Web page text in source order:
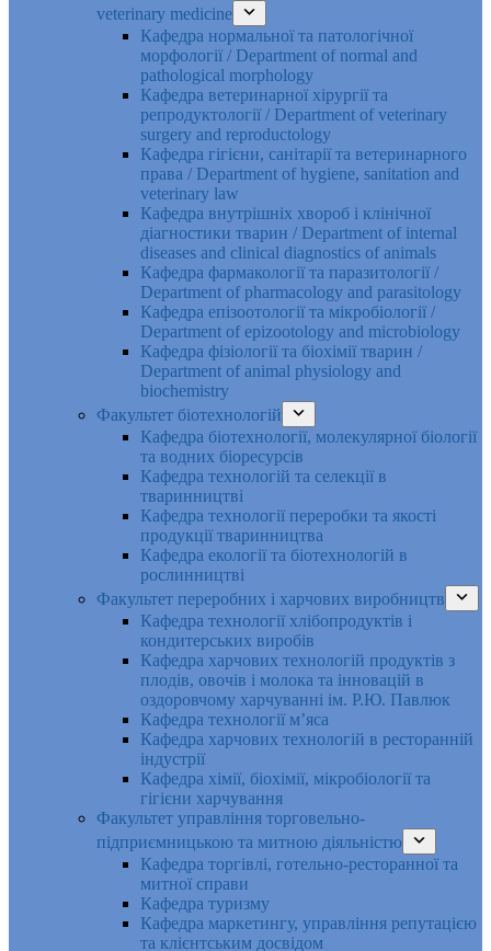
veterinary medicine
Кафедра нормальної та патологічної
морфології / Department of normal and
pathological morphology
Кафедра ветеринарної хірургії та
репродуктології / Department of veterinary
surgery and reproductology
Кафедра гігієни, санітарії та ветеринарного
права / Department of hygiene, sanitation and
veterinary law
Кафедра внутрішніх хвороб і клінічної
діагностики тварин / Department of internal
diseases and clinical diagnostics of animals
Кафедра фармакології та паразитології /
Department of pharmacology and parasitology
Кафедра епізоотології та мікробіології /
Department of epizootology and microbiology
Кафедра фізіології та біохімії тварин /
Department of animal physiology and
biochemistry
Факультет біотехнологій
Кафедра біотехнології, молекулярної біології
та водних біоресурсів
Кафедра технологій та селекції в
тваринництві
Кафедра технології переробки та якості
продукції тваринництва
Кафедра екології та біотехнологій в
рослинництві
Факультет переробних і харчових виробництв
Кафедра технології хлібопродуктів і
кондитерських виробів
Кафедра харчових технологій продуктів з
плодів, овочів і молока та інновацій в
оздоровчому харчуванні ім. Р.Ю. Павлюк
Кафедра технології м’яса
Кафедра харчових технологій в ресторанній
індустрії
Кафедра хімії, біохімії, мікробіології та
гігієни харчування
Факультет управління торговельно-
підприємницькою та митною діяльністю
Кафедра торгівлі, готельно-ресторанної та
митної справи
Кафедра туризму
Кафедра маркетингу, управління репутацією
та клієнтським досвідом